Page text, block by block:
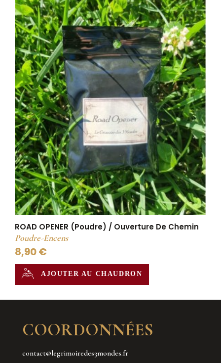
ROAD OPENER (Poudre) / Ouverture De Chemin
Poudre-Encens
8,90 €
AJOUTER AU CHAUDRON
COORDONNÉES
contact@legrimoiredes3mondes.fr